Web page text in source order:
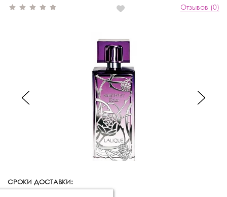
Отзывов (0)
СРОКИ ДОСТАВКИ: